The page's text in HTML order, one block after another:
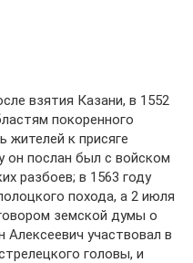
взятия Казани, в 1552
покоренного
жителей к присяге
он послан был с войском
разбоев; в 1563 году
похода, а 2 июля
земской думы о
участвовал в
головы, и